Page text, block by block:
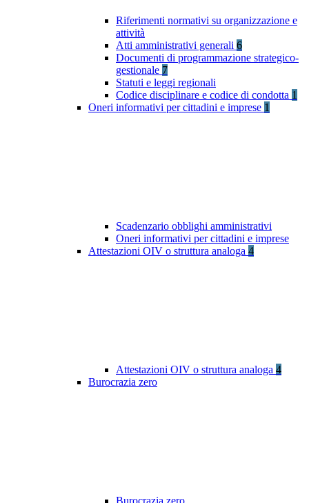
Riferimenti normativi su organizzazione e
attività
Atti amministrativi generali 6
Documenti di programmazione strategico-
gestionale 7
Statuti e leggi regionali
Codice disciplinare e codice di condotta 1
Oneri informativi per cittadini e imprese 1
Scadenzario obblighi amministrativi
Oneri informativi per cittadini e imprese
Attestazioni OIV o struttura analoga 4
Attestazioni OIV o struttura analoga 4
Burocrazia zero